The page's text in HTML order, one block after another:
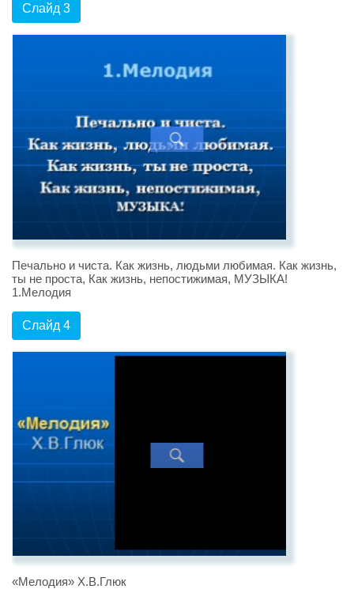
Слайд 3
Печально и чиста. Как жизнь, людьми любимая. Как жизнь,
ты не проста, Как жизнь, непостижимая, МУЗЫКА!
1.Мелодия
Слайд 4
«Мелодия» Х.В.Глюк